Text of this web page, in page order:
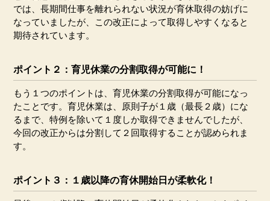
では、長期間仕事を離れられない状況が育休取得の妨げに
なっていましたが、この改正によって取得しやすくなると
期待されています。
ポイント２：育児休業の分割取得が可能に！
もう１つのポイントは、育児休業の分割取得が可能になっ
たことです。育児休業は、原則子が１歳（最長２歳）にな
るまで、特例を除いて１度しか取得できませんでしたが、
今回の改正からは分割して２回取得することが認められま
す。
ポイント３：１歳以降の育休開始日が柔軟化！